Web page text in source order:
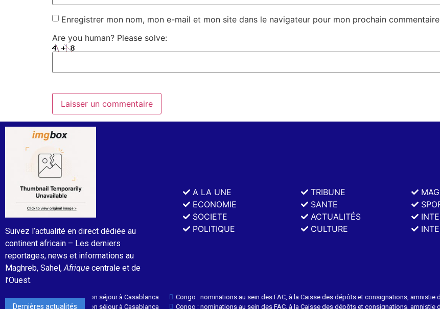
Enregistrer mon nom, mon e-mail et mon site dans le navigateur pour mon prochain
Are you human? Please solve:
Suivez l’actualité en direct dédiée au
continent africain – Les derniers
reportages, news et informations au
Maghreb, Sahel, Afrique centrale et de
l’Ouest.
A LA UNE
ECONOMIE
SOCIETE
POLITIQUE
TRIBUNE
SANTE
ACTUALITÉS
CULTURE
Dernières actualités
Dinos Alive prolonge son séjour à Casablanca Congo : nominations au sein des FAC, à la Caisse des dépôts et consignations, amnistie des
Dinos Alive prolonge son séjour à Casablanca
Congo : nominations au sein des FAC, à la Caisse des dépôts et consignations, amnistie des